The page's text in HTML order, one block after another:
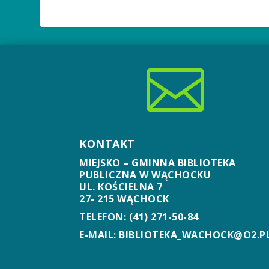

KONTAKT
MIEJSKO – GMINNA BIBLIOTEKA
PUBLICZNA W WĄCHOCKU
UL. KOŚCIELNA 7
27- 215 WĄCHOCK
TELEFON: (41) 271-50-84
E-MAIL: